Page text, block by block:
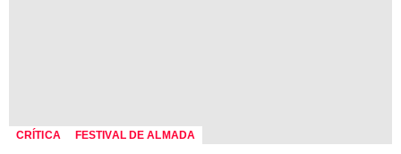
CRÍTICA FESTIVAL DE ALMADA